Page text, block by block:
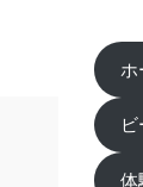
ホ
体